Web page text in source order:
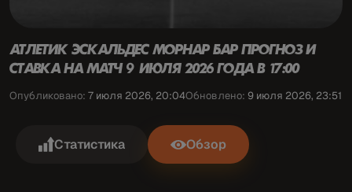
АТЛЕТИК ЭСКАЛЬДЕС МОРНАР БАР ПРОГНОЗИ
СТАВКА НА МАТЧ 9 ИЮЛЯ 2026 ГОДА В 17:00
Опубликовано: 7 июля 2026, 20:04Обновлено: 9 июля 2026, 23:51
Статистика Обзор